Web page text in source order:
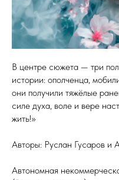
В центре сюжета — три
истории: ополченца,
они получили тяжёлые
силе духа, воле и вере
жить!»
Авторы: Руслан Гусаров и
Автономная